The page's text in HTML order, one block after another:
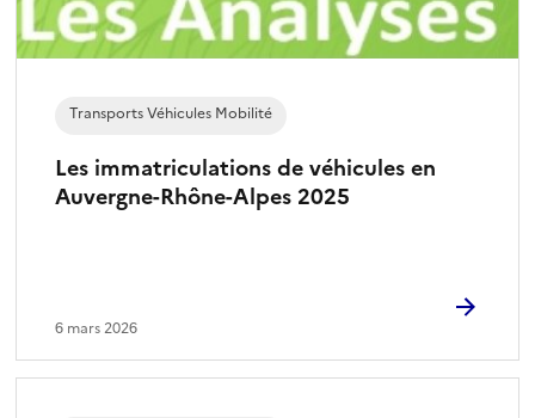
Les immatriculations de véhicules en
Auvergne-Rhône-Alpes 2025
Transports Véhicules Mobilité
6 mars 2026